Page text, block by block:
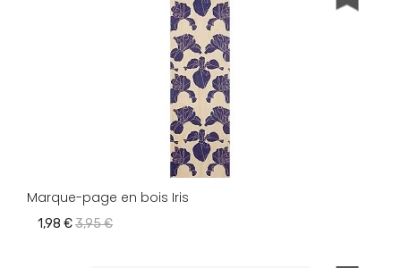
Marque-page en bois Iris
1,98 €3,95 €